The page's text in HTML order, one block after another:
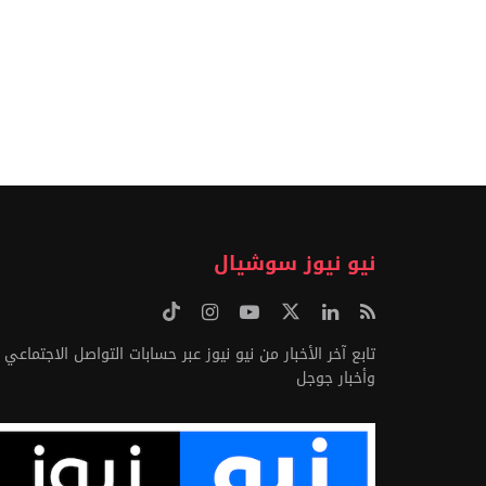
نيو نيوز سوشيال
تابع آخر الأخبار من نيو نيوز عبر حسابات التواصل الاجتماعي
وأخبار جوجل